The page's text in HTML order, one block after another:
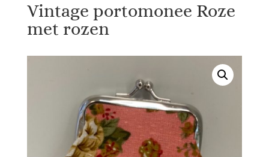
Vintage portomonee Roze
met rozen